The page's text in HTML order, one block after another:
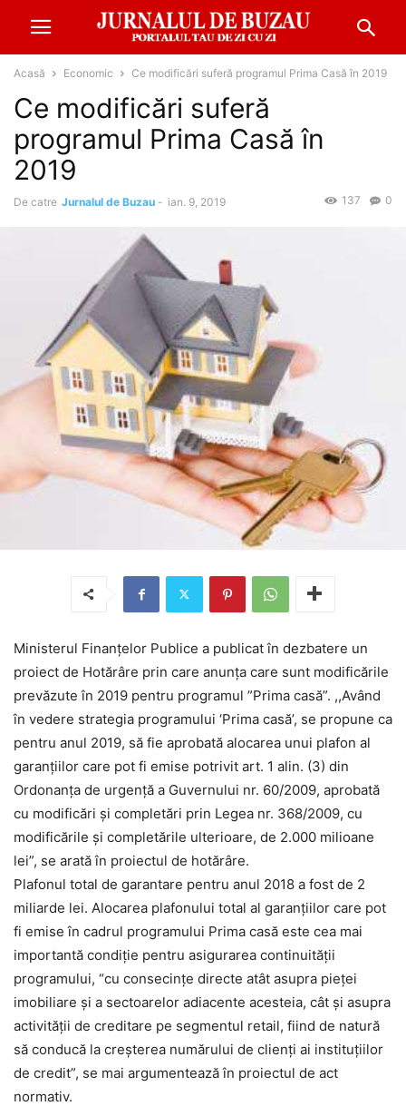
Acasă Economic Ce modificări suferă programul Prima Casă în 2019
Ce modificări suferă
programul Prima Casă în
2019
De catre Jurnalul de Buzau - ian. 9, 2019 0
137
Ministerul Finanțelor Publice a publicat în dezbatere un
proiect de Hotărâre prin care anunța care sunt modificările
prevăzute în 2019 pentru programul ”Prima casă”. ,,Având
în vedere strategia programului ‘Prima casă’, se propune ca
pentru anul 2019, să fie aprobată alocarea unui plafon al
garanțiilor care pot fi emise potrivit art. 1 alin. (3) din
Ordonanța de urgenţă a Guvernului nr. 60/2009, aprobată
cu modificări şi completări prin Legea nr. 368/2009, cu
modificările şi completările ulterioare, de 2.000 milioane
lei”, se arată în proiectul de hotărâre.
Plafonul total de garantare pentru anul 2018 a fost de 2
miliarde lei. Alocarea plafonului total al garanțiilor care pot
fi emise în cadrul programului Prima casă este cea mai
importantă condiție pentru asigurarea continuității
programului, “cu consecințe directe atât asupra pieței
imobiliare şi a sectoarelor adiacente acesteia, cât şi asupra
activității de creditare pe segmentul retail, fiind de natură
să conducă la creșterea numărului de clienți ai instituțiilor
de credit”, se mai argumentează în proiectul de act
normativ.